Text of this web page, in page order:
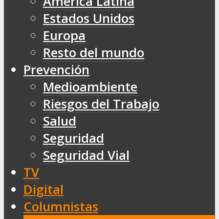
Estados Unidos
Europa
Resto del mundo
Prevención
Medioambiente
Riesgos del Trabajo
Salud
Seguridad
Seguridad Vial
TV
Digital
Columnistas